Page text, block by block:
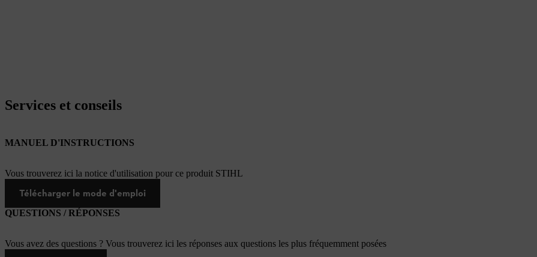
Services et conseils
MANUEL D'INSTRUCTIONS
Vous trouverez ici la notice d'utilisation pour ce produit STIHL
Télécharger le mode d'emploi
QUESTIONS / RÉPONSES
Vous avez des questions ? Vous trouverez ici les réponses aux questions les plus fréquemment posées